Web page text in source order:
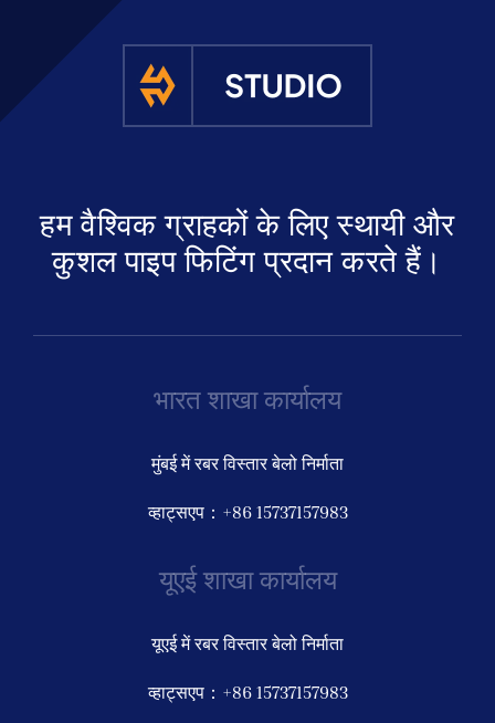
हम वैश्विक ग्राहकों के लिए स्थायी और
कुशल पाइप फिटिंग प्रदान करते हैं।
भारत शाखा कार्यालय
मुंबई में रबर विस्तार बेलो निर्माता
व्हाट्सएप：+86 15737157983
यूएई शाखा कार्यालय
यूएई में रबर विस्तार बेलो निर्माता
व्हाट्सएप：+86 15737157983